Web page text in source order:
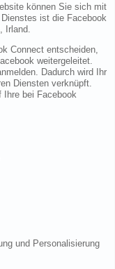
können Sie sich mit
ist die Facebook
Irland.
Connect entscheiden,
weitergeleitet.
Dadurch wird Ihr
Diensten verknüpft.
Ihre bei Facebook
und Personalisierung